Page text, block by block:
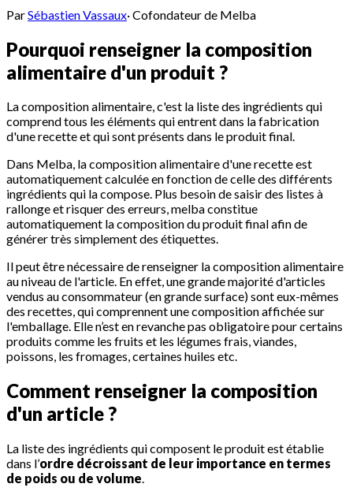
ParSébastien Vassaux·Cofondateur de Melba
Pourquoi renseigner la composition
alimentaire d'un produit ?
La composition alimentaire, c'est la liste des ingrédients qui
comprend tous les éléments qui entrent dans la fabrication
d'une recette et qui sont présents dans le produit final.
Dans Melba, la composition alimentaire d'une recette est
automatiquement calculée en fonction de celle des différents
ingrédients qui la compose. Plus besoin de saisir des listes à
rallonge et risquer des erreurs, melba constitue
automatiquement la composition du produit final afin de
générer très simplement des étiquettes.
Il peut être nécessaire de renseigner la composition alimentaire
au niveau de l'article. En effet, une grande majorité d'articles
vendus au consommateur (en grande surface) sont eux-mêmes
des recettes, qui comprennent une composition affichée sur
l'emballage. Elle n’est en revanche pas obligatoire pour certains
produits comme les fruits et les légumes frais, viandes,
poissons, les fromages, certaines huiles etc.
Comment renseigner la composition
d'un article ?
La liste des ingrédients qui composent le produit est établie
dans l’ordre décroissant de leur importance en termes
de poids ou de volume.